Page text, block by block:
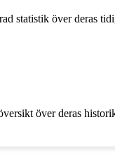
statistik över deras
över deras